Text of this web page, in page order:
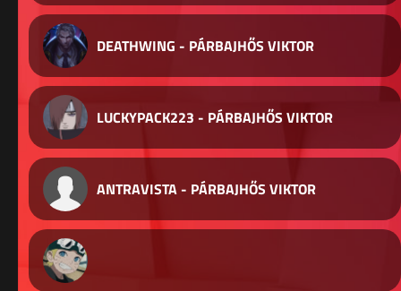
DEATHWING - PÁRBAJHŐS VIKTOR
LUCKYPACK223 - PÁRBAJHŐS VIKTOR
ANTRAVISTA - PÁRBAJHŐS VIKTOR